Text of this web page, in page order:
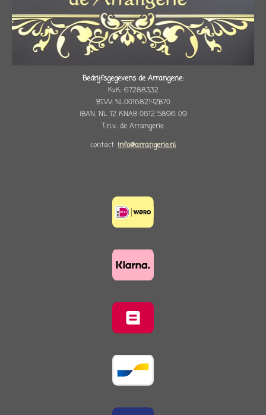
Bedrijfsgegevens de Arrangerie:
KvK: 67288332
BTW: NL001682142B70
IBAN: NL 12 KNAB 0612 5896 09
T.n.v.: de Arrangerie
contact: info@arrangerie.nl